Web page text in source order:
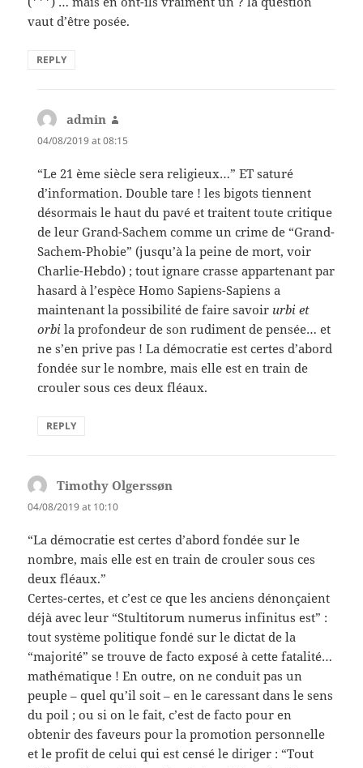
vaut d’être posée.
REPLY
admin
04/08/2019 at 08:15
“Le 21 ème siècle sera religieux…” ET saturé
d’information. Double tare ! les bigots tiennent
désormais le haut du pavé et traitent toute critique
de leur Grand-Sachem comme un crime de “Grand-
Sachem-Phobie” (jusqu’à la peine de mort, voir
Charlie-Hebdo) ; tout ignare crasse appartenant par
hasard à l’espèce Homo Sapiens-Sapiens a
maintenant la possibilité de faire savoir urbi et
orbi la profondeur de son rudiment de pensée… et
ne s’en prive pas ! La démocratie est certes d’abord
fondée sur le nombre, mais elle est en train de
crouler sous ces deux fléaux.
REPLY
Timothy Olgerssøn
04/08/2019 at 10:10
“La démocratie est certes d’abord fondée sur le
nombre, mais elle est en train de crouler sous ces
deux fléaux.”
Certes-certes, et c’est ce que les anciens dénonçaient
déjà avec leur “Stultitorum numerus infinitus est” :
tout système politique fondé sur le dictat de la
“majorité” se trouve de facto exposé à cette fatalité…
mathématique ! En outre, on ne conduit pas un
peuple – quel qu’il soit – en le caressant dans le sens
du poil ; ou si on le fait, c’est de facto pour en
obtenir des faveurs pour la promotion personnelle
et le profit de celui qui est censé le diriger : “Tout